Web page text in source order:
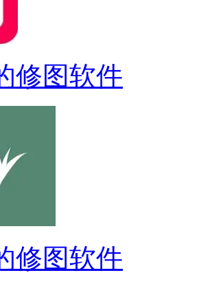
修图软件
修图软件